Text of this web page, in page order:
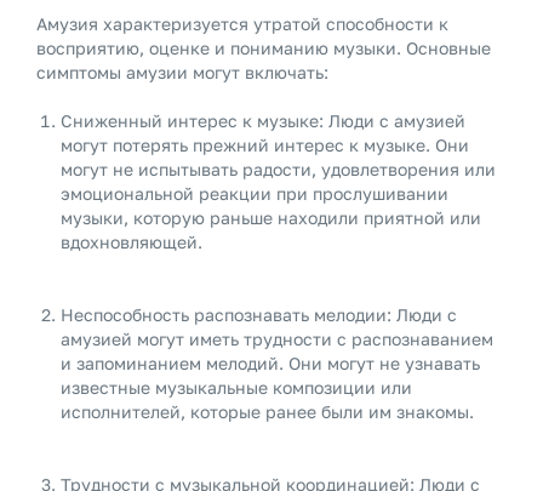
Амузия характеризуется утратой способности к
восприятию, оценке и пониманию музыки. Основные
симптомы амузии могут включать:
Сниженный интерес к музыке: Люди с амузией
могут потерять прежний интерес к музыке. Они
могут не испытывать радости, удовлетворения или
эмоциональной реакции при прослушивании
музыки, которую раньше находили приятной или
вдохновляющей.
Неспособность распознавать мелодии: Люди с
амузией могут иметь трудности с распознаванием
и запоминанием мелодий. Они могут не узнавать
известные музыкальные композиции или
исполнителей, которые ранее были им знакомы.
Трудности с музыкальной координацией: Люди с